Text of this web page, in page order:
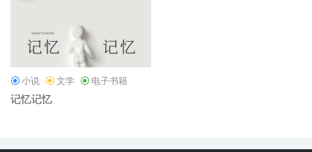
小说 文学 电子书籍
记忆记忆
一本书读懂碳中和
刻小说的人 2021-09-05